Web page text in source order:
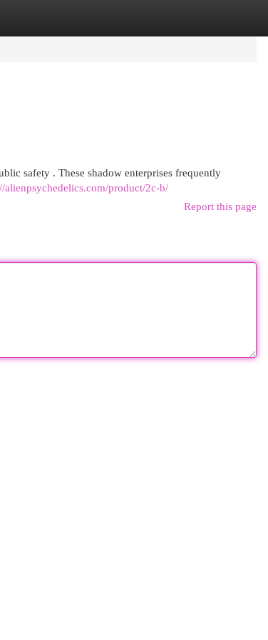
safety . These shadow enterprises frequently
alienpsychedelics.com/product/2c-b/
Report this page